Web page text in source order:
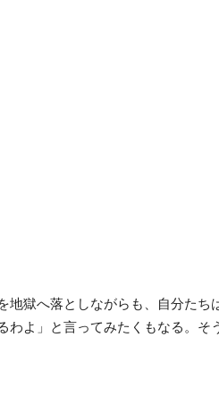
地獄へ落としながらも、自分たち
わよ」と言ってみたくもなる。そ